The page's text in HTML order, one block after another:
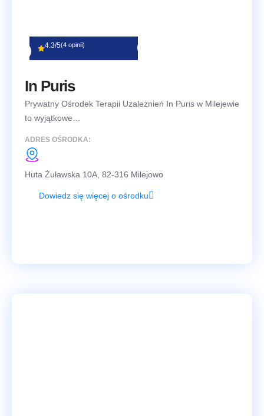
4.3/5(4 opinii)
In Puris
Prywatny Ośrodek Terapii Uzależnień In Puris w Milejewie
to wyjątkowe…
ADRES OŚRODKA:
Huta Żuławska 10A, 82-316 Milejowo
Dowiedz się więcej o ośrodku